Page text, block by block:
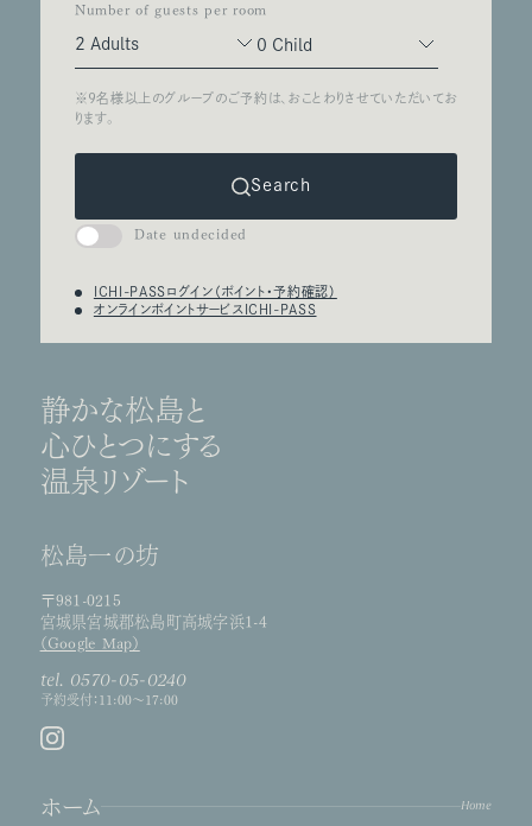
Number of guests per room
Search
Date undecided
ICHI-PASSログイン（ポイント・予約確認）
オンラインポイントサービスICHI-PASS
静かな松島と
心ひとつにする
温泉リゾート
松島一の坊
〒981-0215
宮城県宮城郡松島町高城字浜1-4
（Google Map）
tel. 0570-05-0240
予約受付：11:00～17:00
ホーム Home